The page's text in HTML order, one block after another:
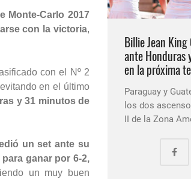
Monte-Carlo 2017
con la victoria,
con el Nº 2
en el último
y 31 minutos de
un set ante su
ganar por 6-2,
un muy buen
Billie Jean
ante Honduras
en la próxima
Paraguay y
los dos
II de la Zona